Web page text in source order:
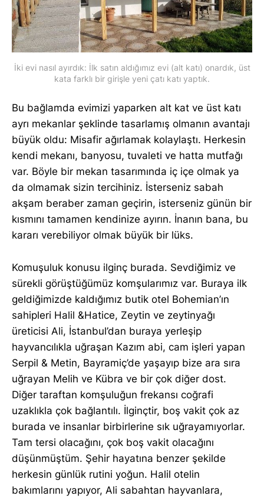
İki evi nasıl ayırdık: İlk satın aldığımız evi (alt katı) onardık, üst
kata farklı bir girişle yeni çatı katı yaptık.
Bu bağlamda evimizi yaparken alt kat ve üst katı
ayrı mekanlar şeklinde tasarlamış olmanın avantajı
büyük oldu: Misafir ağırlamak kolaylaştı. Herkesin
kendi mekanı, banyosu, tuvaleti ve hatta mutfağı
var. Böyle bir mekan tasarımında iç içe olmak ya
da olmamak sizin tercihiniz. İsterseniz sabah
akşam beraber zaman geçirin, isterseniz günün bir
kısmını tamamen kendinize ayırın. İnanın bana, bu
kararı verebiliyor olmak büyük bir lüks.
Komuşuluk konusu ilginç burada. Sevdiğimiz ve
sürekli görüştüğümüz komşularımız var. Buraya ilk
geldiğimizde kaldığımız butik otel Bohemian’ın
sahipleri Halil &Hatice, Zeytin ve zeytinyağı
üreticisi Ali, İstanbul’dan buraya yerleşip
hayvancılıkla uğraşan Kazım abi, cam işleri yapan
Serpil & Metin, Bayramiç’de yaşayıp bize ara sıra
uğrayan Melih ve Kübra ve bir çok diğer dost.
Diğer taraftan komşuluğun frekansı coğrafi
uzaklıkla çok bağlantılı. İlginçtir, boş vakit çok az
burada ve insanlar birbirlerine sık uğrayamıyorlar.
Tam tersi olacağını, çok boş vakit olacağını
düşünmüştüm. Şehir hayatına benzer şekilde
herkesin günlük rutini yoğun. Halil otelin
bakımlarını yapıyor, Ali sabahtan hayvanlara,